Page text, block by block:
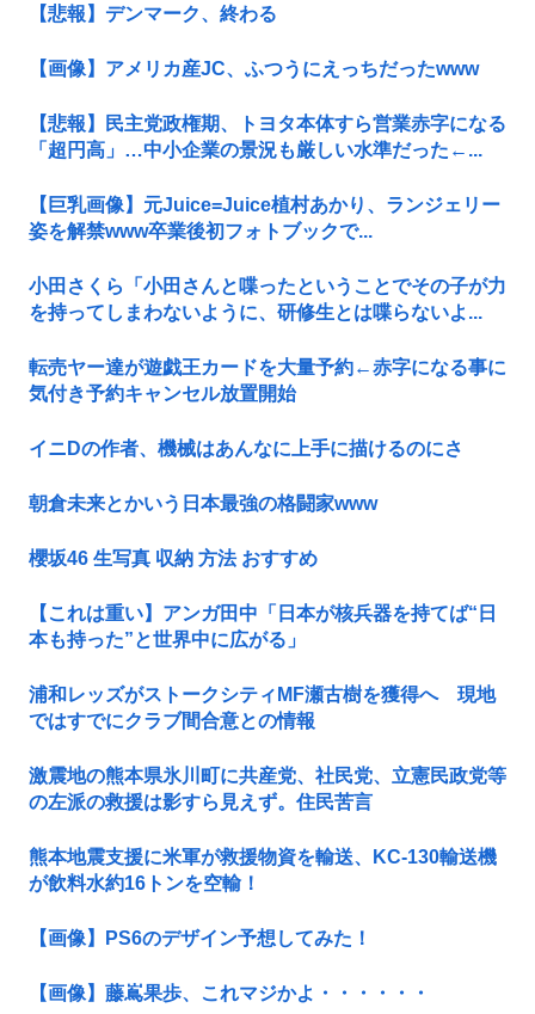
【悲報】デンマーク、終わる
【画像】アメリカ産JC、ふつうにえっちだったwww
【悲報】民主党政権期、トヨタ本体すら営業赤字になる
「超円高」…中小企業の景況も厳しい水準だった←...
【巨乳画像】元Juice=Juice植村あかり、ランジェリー
姿を解禁www卒業後初フォトブックで...
小田さくら「小田さんと喋ったということでその子が力
を持ってしまわないように、研修生とは喋らないよ...
転売ヤー達が遊戯王カードを大量予約←赤字になる事に
気付き予約キャンセル放置開始
イニDの作者、機械はあんなに上手に描けるのにさ
朝倉未来とかいう日本最強の格闘家www
櫻坂46 生写真 収納 方法 おすすめ
【これは重い】アンガ田中「日本が核兵器を持てば“日
本も持った”と世界中に広がる」
浦和レッズがストークシティMF瀬古樹を獲得へ 現地
ではすでにクラブ間合意との情報
激震地の熊本県氷川町に共産党、社民党、立憲民政党等
の左派の救援は影すら見えず。住民苦言
熊本地震支援に米軍が救援物資を輸送、KC-130輸送機
が飲料水約16トンを空輸！
【画像】PS6のデザイン予想してみた！
【画像】藤嶌果歩、これマジかよ・・・・・・